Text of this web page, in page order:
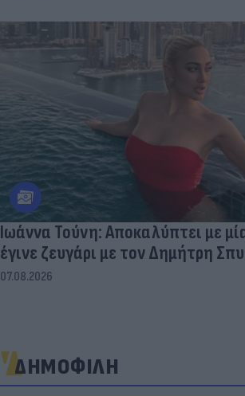
Ιωάννα Τούνη: Αποκαλύπτει με
έγινε ζευγάρι με τον Δημήτρη
07.08.2026
ΔΗΜΟΦΙΛΗ